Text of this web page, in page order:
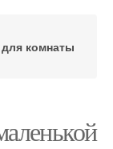
комнаты